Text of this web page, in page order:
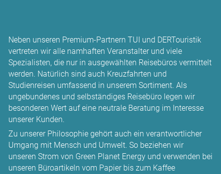
Neben unseren Premium-Partnern TUI und DERTouristik
vertreten wir alle namhaften Veranstalter und viele
Spezialisten, die nur in ausgewählten Reisebüros vermittelt
werden. Natürlich sind auch Kreuzfahrten und
Studienreisen umfassend in unserem Sortiment. Als
ungebundenes und selbständiges Reisebüro legen wir
besonderen Wert auf eine neutrale Beratung im Interesse
unserer Kunden.
Zu unserer Philosophie gehört auch ein verantwortlicher
Umgang mit Mensch und Umwelt. So beziehen wir
unseren Strom von Green Planet Energy und verwenden bei
unseren Büroartikeln vom Papier bis zum Kaffee